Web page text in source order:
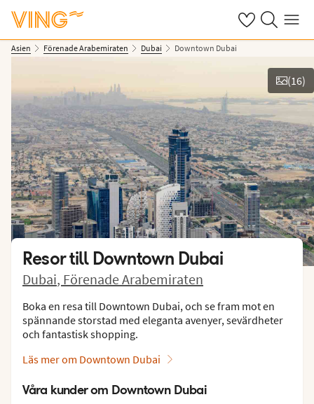
Se dinaSök på ving.se
Meny
Asien Förenade Arabemiraten Dubai Downtown Dubai
Se bilder
(16)
Resor till Downtown Dubai
Dubai, Förenade Arabemiraten
Boka en resa till Downtown Dubai, och se fram mot en
spännande storstad med eleganta avenyer, sevärdheter
och fantastisk shopping.
Läs mer om Downtown Dubai
Våra kunder om Downtown Dubai